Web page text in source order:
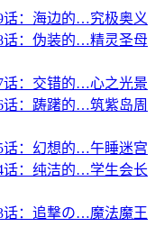
话：海边的…究极奥义
话：伪装的…精灵圣母
话：交错的…心之光景
话：踌躇的…筑紫岛周
话：幻想的…午睡迷宫
话：纯洁的…学生会长
话：追撃の…魔法魔王